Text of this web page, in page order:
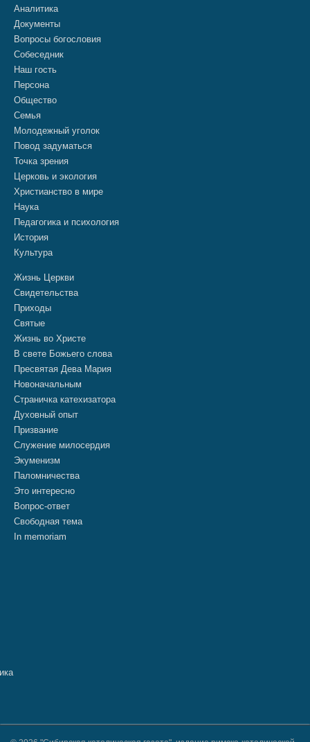
Аналитика
Документы
Вопросы богословия
Собеседник
Наш гость
Персона
Общество
Семья
Молодежный уголок
Повод задуматься
Точка зрения
Церковь и экология
Христианство в мире
Наука
Педагогика и психология
История
Культура
Жизнь Церкви
Свидетельства
Приходы
Святые
Жизнь во Христе
В свете Божьего слова
Пресвятая Дева Мария
Новоначальным
Страничка катехизатора
Духовный опыт
Призвание
Служение милосердия
Экуменизм
Паломничества
Это интересно
Вопрос-ответ
Свободная тема
In memoriam